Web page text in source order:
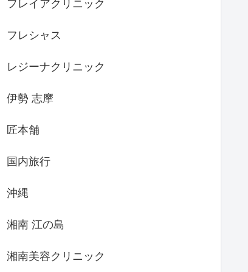
フレイアクリニック
フレシャス
レジーナクリニック
伊勢 志摩
匠本舗
国内旅行
沖縄
湘南 江の島
湘南美容クリニック